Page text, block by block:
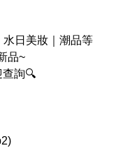
水日美妝｜潮品等
品~
詢🔍